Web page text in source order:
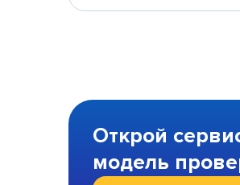
Открой
модель